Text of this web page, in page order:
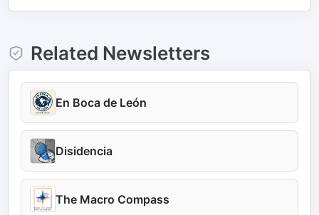
Related Newsletters
En Boca de León
Disidencia
The Macro Compass